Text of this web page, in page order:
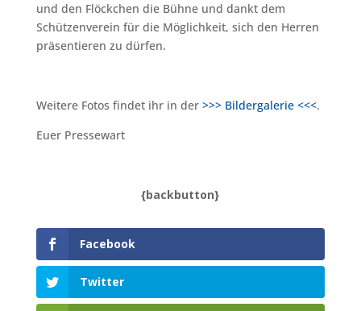
und den Flöckchen die Bühne und dankt dem
Schützenverein für die Möglichkeit, sich den Herren
präsentieren zu dürfen.
Weitere Fotos findet ihr in der >>> Bildergalerie <<<.
Euer Pressewart
{backbutton}
Facebook
Twitter